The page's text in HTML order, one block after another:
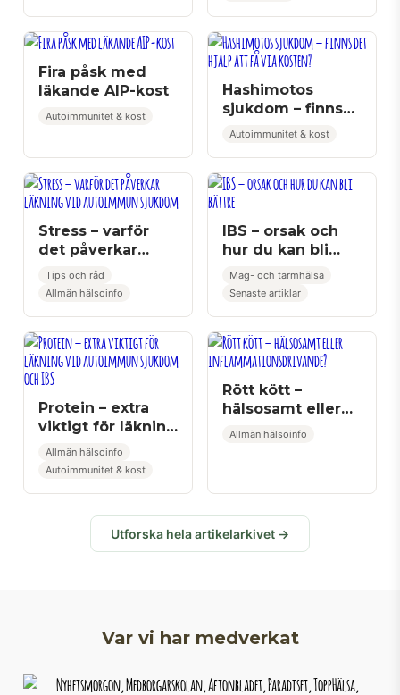
Fira påsk med
läkande AIP-kost
Autoimmunitet & kost
Hashimotos
sjukdom – finns
det hjälp att få
Autoimmunitet & kost
Stress – varför
det påverkar
läkning vid
autoimmun
Tips och råd
Allmän hälsoinfo
IBS – orsak och
hur du kan bli
bättre
Mag- och tarmhälsa
Senaste artiklar
Protein – extra
viktigt för läkning
vid autoimmun
sjukdom och IBS
Allmän hälsoinfo
Autoimmunitet & kost
Rött kött –
hälsosamt eller
Allmän hälsoinfo
Utforska hela artikelarkivet →
Var vi har medverkat